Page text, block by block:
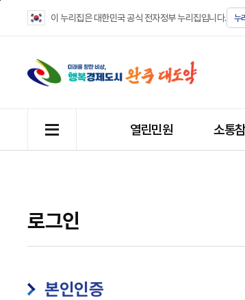
이 누리집은 대한민국 공식 전자정부 누리집입니다. 누
열린민원 소통
로그인
본인인증